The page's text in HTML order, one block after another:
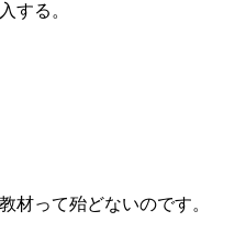
する。
材って殆どないのです。